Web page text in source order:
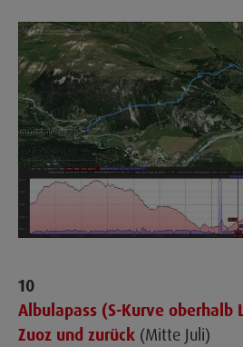
10
Albulapass (S-Kurve oberhalb
Zuoz und zurück (Mitte Juli)